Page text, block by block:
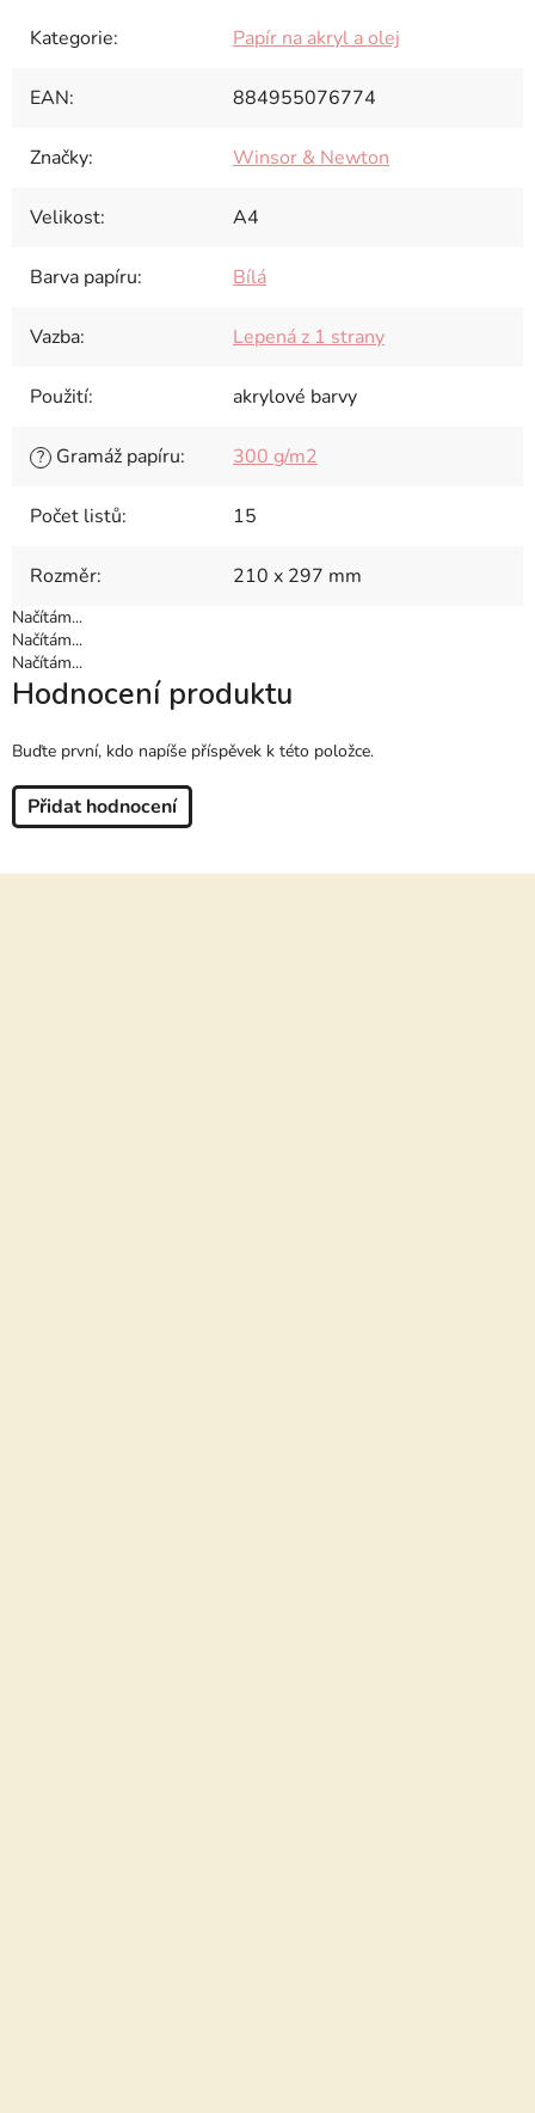
Kategorie: Papír na akryl a olej
EAN: 884955076774
Značky: Winsor & Newton
Velikost: A4
Barva papíru: Bílá
Vazba: Lepená z 1 strany
Použití: akrylové barvy
? Gramáž papíru: 300 g/m2
Počet listů: 15
Rozměr: 210 x 297 mm
Načítám...
Načítám...
Načítám...
Hodnocení produktu
Buďte první, kdo napíše příspěvek k této položce.
Přidat hodnocení